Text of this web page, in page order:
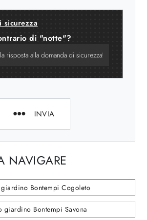
sicurezza
di "notte"?
INVIA
NAVIGARE
Bontempi Cogoleto
giardino Bontempi Savona